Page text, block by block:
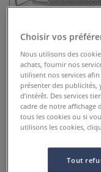
Set de 6
Choisir vos
Nous utilisons des
achats, fournir nos
utilisent nos services
présenter des publicités,
d’intérêt. Des services
cadre de notre affichage
tous les cookies ou si
utilisons les cookies,
Tout